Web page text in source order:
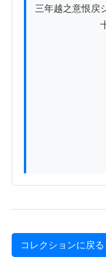
三年越之意恨戻
コレクションに戻る